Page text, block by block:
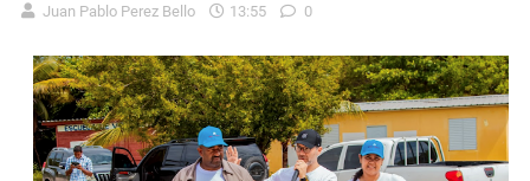
Juan Pablo Perez Bello 13:55 0